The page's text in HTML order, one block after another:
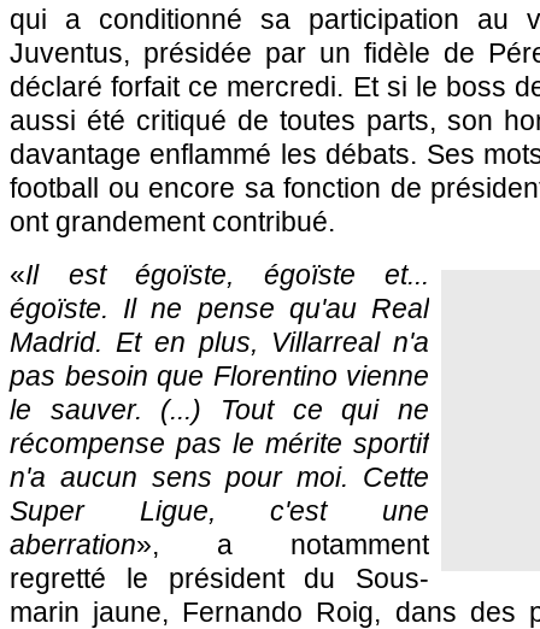
qui a conditionné sa participation au
Juventus, présidée par un fidèle de
déclaré forfait ce mercredi. Et si le boss
aussi été critiqué de toutes parts, son
davantage enflammé les débats. Ses
football ou encore sa fonction de
ont grandement contribué.
«Il est égoïste, égoïste et...
égoïste. Il ne pense qu'au Real
Madrid. Et en plus, Villarreal n'a
pas besoin que Florentino vienne
le sauver. (...) Tout ce qui ne
récompense pas le mérite sportif
n'a aucun sens pour moi. Cette
Super Ligue, c'est une
aberration», a notamment
regretté le président du Sous-
marin jaune, Fernando Roig, dans des